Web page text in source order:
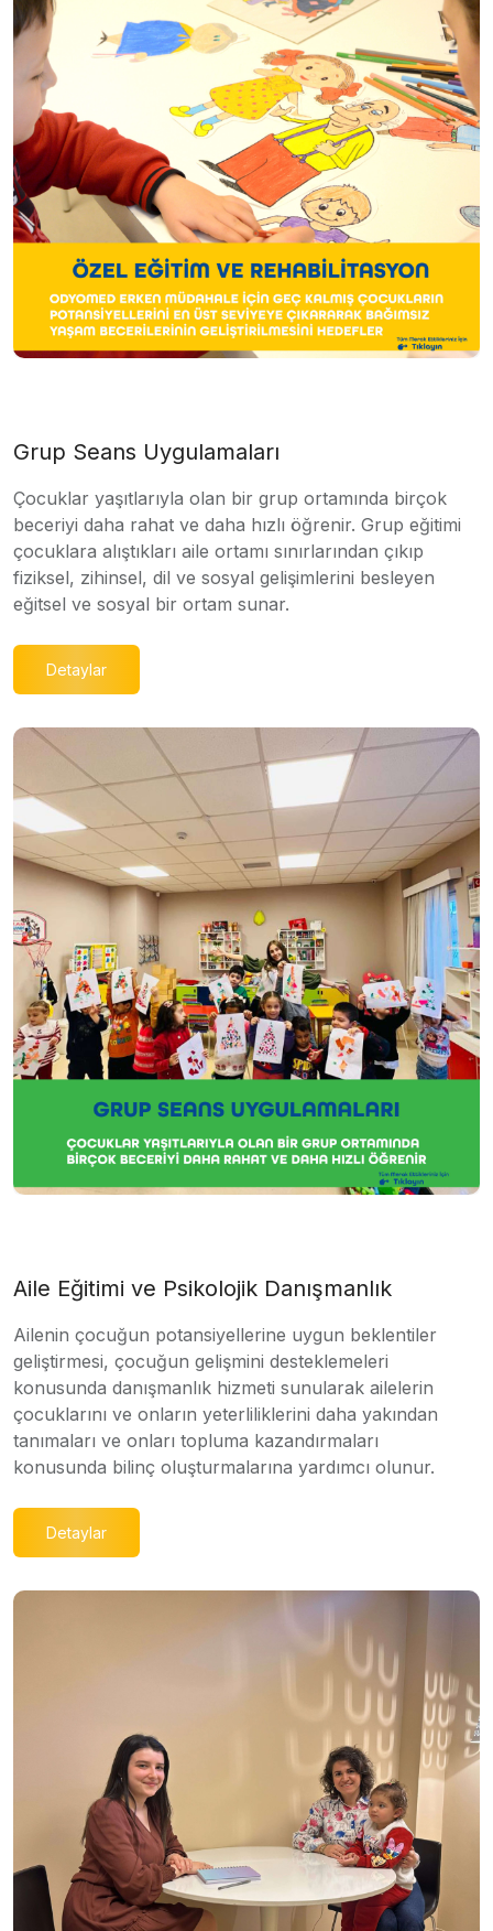
Grup Seans Uygulamaları
Çocuklar yaşıtlarıyla olan bir grup ortamında birçok
beceriyi daha rahat ve daha hızlı öğrenir. Grup eğitimi
çocuklara alıştıkları aile ortamı sınırlarından çıkıp
fiziksel, zihinsel, dil ve sosyal gelişimlerini besleyen
eğitsel ve sosyal bir ortam sunar.
Detaylar
Aile Eğitimi ve Psikolojik Danışmanlık
Ailenin çocuğun potansiyellerine uygun beklentiler
geliştirmesi, çocuğun gelişmini desteklemeleri
konusunda danışmanlık hizmeti sunularak ailelerin
çocuklarını ve onların yeterliliklerini daha yakından
tanımaları ve onları topluma kazandırmaları
konusunda bilinç oluşturmalarına yardımcı olunur.
Detaylar